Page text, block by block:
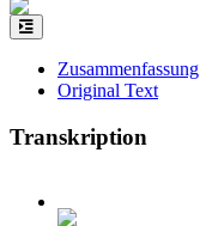
Zusammenfassung
Original Text
Transkription